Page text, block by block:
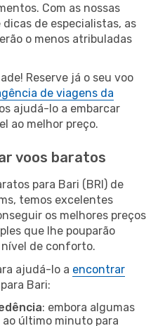
Com as nossas
de especialistas, as
o menos atribuladas
Reserve já o seu voo
de viagens da
ajudá-lo a embarcar
ao melhor preço.
voos baratos
para Bari (BRI) de
temos excelentes
os melhores preços
que lhe pouparão
de conforto.
ajudá-lo a encontrar
Bari:
: embora algumas
ao último minuto para